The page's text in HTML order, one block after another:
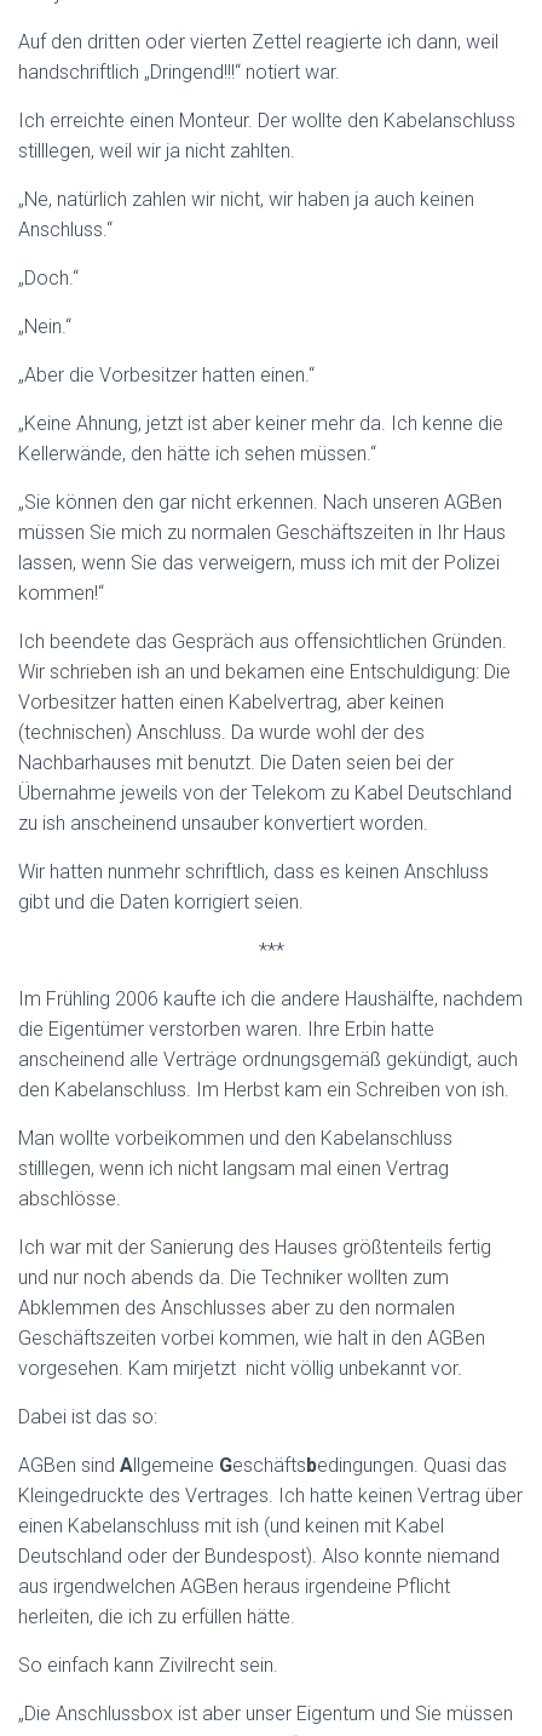
Auf den dritten oder vierten Zettel reagierte ich dann, weil
handschriftlich „Dringend!!!“ notiert war.
Ich erreichte einen Monteur. Der wollte den Kabelanschluss
stilllegen, weil wir ja nicht zahlten.
„Ne, natürlich zahlen wir nicht, wir haben ja auch keinen
Anschluss.“
„Doch.“
„Nein.“
„Aber die Vorbesitzer hatten einen.“
„Keine Ahnung, jetzt ist aber keiner mehr da. Ich kenne die
Kellerwände, den hätte ich sehen müssen.“
„Sie können den gar nicht erkennen. Nach unseren AGBen
müssen Sie mich zu normalen Geschäftszeiten in Ihr Haus
lassen, wenn Sie das verweigern, muss ich mit der Polizei
kommen!“
Ich beendete das Gespräch aus offensichtlichen Gründen.
Wir schrieben ish an und bekamen eine Entschuldigung: Die
Vorbesitzer hatten einen Kabelvertrag, aber keinen
(technischen) Anschluss. Da wurde wohl der des
Nachbarhauses mit benutzt. Die Daten seien bei der
Übernahme jeweils von der Telekom zu Kabel Deutschland
zu ish anscheinend unsauber konvertiert worden.
Wir hatten nunmehr schriftlich, dass es keinen Anschluss
gibt und die Daten korrigiert seien.
***
Im Frühling 2006 kaufte ich die andere Haushälfte, nachdem
die Eigentümer verstorben waren. Ihre Erbin hatte
anscheinend alle Verträge ordnungsgemäß gekündigt, auch
den Kabelanschluss. Im Herbst kam ein Schreiben von ish.
Man wollte vorbeikommen und den Kabelanschluss
stilllegen, wenn ich nicht langsam mal einen Vertrag
abschlösse.
Ich war mit der Sanierung des Hauses größtenteils fertig
und nur noch abends da. Die Techniker wollten zum
Abklemmen des Anschlusses aber zu den normalen
Geschäftszeiten vorbei kommen, wie halt in den AGBen
vorgesehen. Kam mirjetzt nicht völlig unbekannt vor.
Dabei ist das so:
AGBen sind Allgemeine Geschäftsbedingungen. Quasi das
Kleingedruckte des Vertrages. Ich hatte keinen Vertrag über
einen Kabelanschluss mit ish (und keinen mit Kabel
Deutschland oder der Bundespost). Also konnte niemand
aus irgendwelchen AGBen heraus irgendeine Pflicht
herleiten, die ich zu erfüllen hätte.
So einfach kann Zivilrecht sein.
„Die Anschlussbox ist aber unser Eigentum und Sie müssen